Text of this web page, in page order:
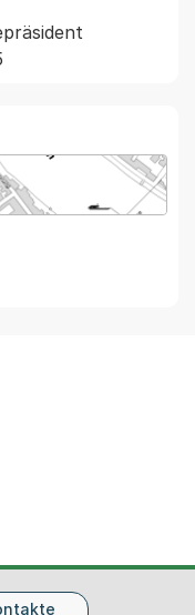
von MapBS.
Link, wird in einem